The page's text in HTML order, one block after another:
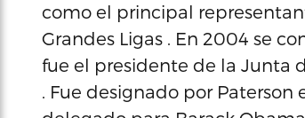
como el principal
Grandes Ligas . En 2004 se
fue el presidente de la Junta
. Fue designado por Paterson